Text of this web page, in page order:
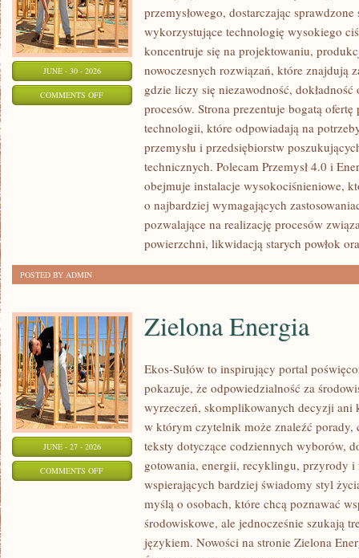
JUNE - 30 - 2026
COMMENTS OFFON
przemysłowego, dostarczając
wykorzystujące technologię wysokiego
koncentruje się na projektowaniu,
nowoczesnych rozwiązań, które znajdują
gdzie liczy się niezawodność,
procesów. Strona prezentuje bogatą ofertę
technologii, które odpowiadają na
przemysłu i przedsiębiorstw
technicznych. Polecam Przemysł 4.0 i
obejmuje instalacje wysokociśnieniowe,
o najbardziej wymagających
pozwalające na realizację procesów
powierzchni, likwidacją starych powłok
POSTED BY ADMIN
JUNE - 27 - 2026
COMMENTS OFFON
Zielona Energia
Ekos-Sułów to inspirujący portal
pokazuje, że odpowiedzialność za
wyrzeczeń, skomplikowanych decyzji ani
w którym czytelnik może znaleźć porady,
teksty dotyczące codziennych wyborów,
gotowania, energii, recyklingu, przyrody i
wspierających bardziej świadomy styl
myślą o osobach, które chcą poznawać
środowiskowe, ale jednocześnie szukają
językiem. Nowości na stronie Zielona